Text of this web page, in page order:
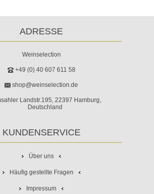
ADRESSE
Weinselection
+49 (0) 40 607 611 58
shop@weinselection.de
Landstr.195, 22397 Hamburg,
Deutschland
KUNDENSERVICE
Über uns
Häufig gestellte Fragen
Impressum